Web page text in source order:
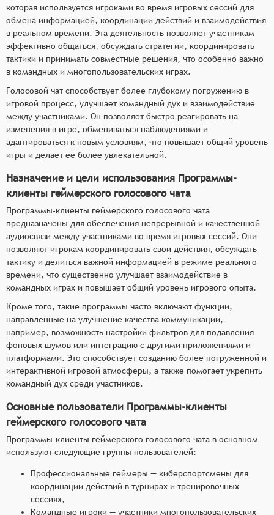
которая используется игроками во время игровых сессий для
обмена информацией, координации действий и взаимодействия
в реальном времени. Эта деятельность позволяет участникам
эффективно общаться, обсуждать стратегии, координировать
тактики и принимать совместные решения, что особенно важно
в командных и многопользовательских играх.
Голосовой чат способствует более глубокому погружению в
игровой процесс, улучшает командный дух и взаимодействие
между участниками. Он позволяет быстро реагировать на
изменения в игре, обмениваться наблюдениями и
адаптироваться к новым условиям, что повышает общий уровень
игры и делает её более увлекательной.
Назначение и цели использования Программы-
клиенты геймерского голосового чата
Программы-клиенты геймерского голосового чата
предназначены для обеспечения непрерывной и качественной
аудиосвязи между участниками во время игровых сессий. Они
позволяют игрокам координировать свои действия, обсуждать
тактику и делиться важной информацией в режиме реального
времени, что существенно улучшает взаимодействие в
командных играх и повышает общий уровень игрового опыта.
Кроме того, такие программы часто включают функции,
направленные на улучшение качества коммуникации,
например, возможность настройки фильтров для подавления
фоновых шумов или интеграцию с другими приложениями и
платформами. Это способствует созданию более погружённой и
интерактивной игровой атмосферы, а также помогает укрепить
командный дух среди участников.
Основные пользователи Программы-клиенты
геймерского голосового чата
Программы-клиенты геймерского голосового чата в основном
используют следующие группы пользователей:
Профессиональные геймеры — киберспортсмены для
координации действий в турнирах и тренировочных
сессиях,
Командные игроки — участники многопользовательских